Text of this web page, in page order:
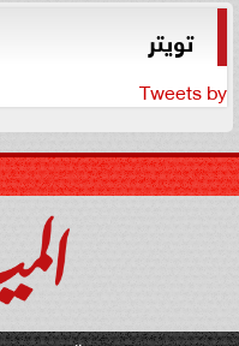
تويتر
Tweets by